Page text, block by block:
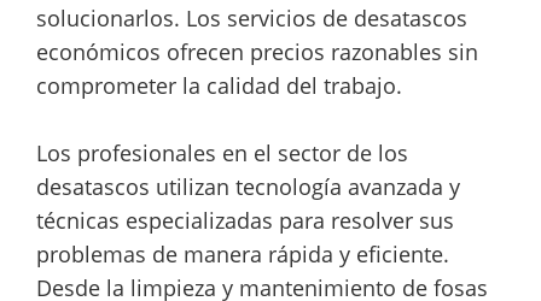
solucionarlos. Los servicios de desatascos
económicos ofrecen precios razonables sin
comprometer la calidad del trabajo.
Los profesionales en el sector de los
desatascos utilizan tecnología avanzada y
técnicas especializadas para resolver sus
problemas de manera rápida y eficiente.
Desde la limpieza y mantenimiento de fosas